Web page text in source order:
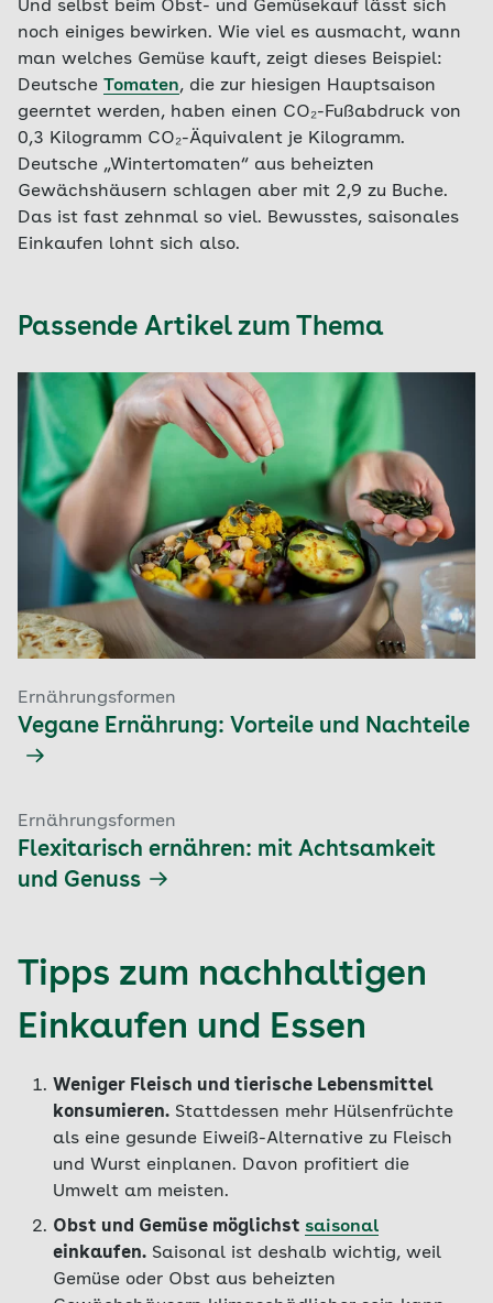
Und selbst beim Obst- und Gemüsekauf lässt sich
noch einiges bewirken. Wie viel es ausmacht, wann
man welches Gemüse kauft, zeigt dieses Beispiel:
Deutsche Tomaten, die zur hiesigen Hauptsaison
geerntet werden, haben einen CO₂-Fußabdruck von
0,3 Kilogramm CO₂-Äquivalent je Kilogramm.
Deutsche „Wintertomaten“ aus beheizten
Gewächshäusern schlagen aber mit 2,9 zu Buche.
Das ist fast zehnmal so viel. Bewusstes, saisonales
Einkaufen lohnt sich also.
Passende Artikel zum Thema
Ernährungsformen
Vegane Ernährung: Vorteile und Nachteile
Ernährungsformen
Flexitarisch ernähren: mit Achtsamkeit
und Genuss
Tipps zum nachhaltigen
Einkaufen und Essen
Weniger Fleisch und tierische Lebensmittel
konsumieren. Stattdessen mehr Hülsenfrüchte
als eine gesunde Eiweiß-Alternative zu Fleisch
und Wurst einplanen. Davon profitiert die
Umwelt am meisten.
Obst und Gemüse möglichst saisonal
einkaufen. Saisonal ist deshalb wichtig, weil
Gemüse oder Obst aus beheizten